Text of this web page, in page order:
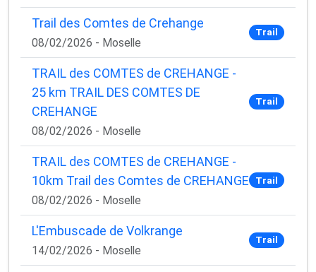
Trail des Comtes de Crehange
08/02/2026 - Moselle
Trail
TRAIL des COMTES de CREHANGE -
25 km TRAIL DES COMTES DE
CREHANGE
08/02/2026 - Moselle
Trail
TRAIL des COMTES de CREHANGE -
10km Trail des Comtes de CREHANGE
08/02/2026 - Moselle
Trail
L'Embuscade de Volkrange
14/02/2026 - Moselle
Trail